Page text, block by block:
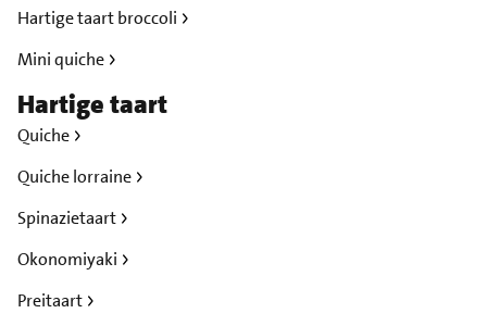
Hartige taart broccoli
Mini quiche
Hartige taart
Quiche
Quiche lorraine
Spinazietaart
Okonomiyaki
Preitaart